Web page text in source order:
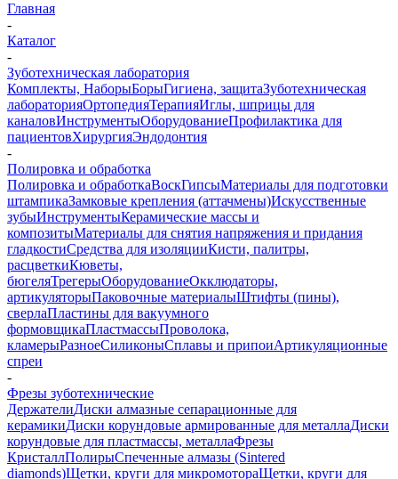
Главная
-
Каталог
-
Зуботехническая лаборатория
Комплекты, НаборыБорыГигиена, защитаЗуботехническая
лабораторияОртопедияТерапияИглы, шприцы для
каналовИнструментыОборудованиеПрофилактика для
пациентовХирургияЭндодонтия
-
Полировка и обработка
Полировка и обработкаВоскГипсыМатериалы для подготовки
штампикаЗамковые крепления (аттачмены)Искусственные
зубыИнструментыКерамические массы и
композитыМатериалы для снятия напряжения и придания
гладкостиСредства для изоляцииКисти, палитры,
расцветкиКюветы,
бюгеляТрегерыОборудованиеОкклюдаторы,
артикуляторыПаковочные материалыШтифты (пины),
сверлаПластины для вакуумного
формовщикаПластмассыПроволока,
кламерыРазноеСиликоныСплавы и припоиАртикуляционные
спреи
-
Фрезы зуботехнические
ДержателиДиски алмазные сепарационные для
керамикиДиски корундовые армированные для металлаДиски
корундовые для пластмассы, металлаФрезы
КристаллПолирыСпеченные алмазы (Sintered
diamonds)Щетки, круги для микромотораЩетки, круги для